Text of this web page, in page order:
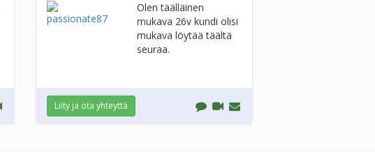
Olen täälläinen
mukava 26v kundi olisi
mukava löytää täältä
seuraa.
Liity ja ota yhteyttä